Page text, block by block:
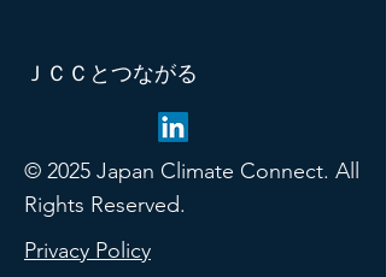
ＪＣＣとつながる
© 2025 Japan Climate Connect. All
Rights Reserved.
Privacy Policy